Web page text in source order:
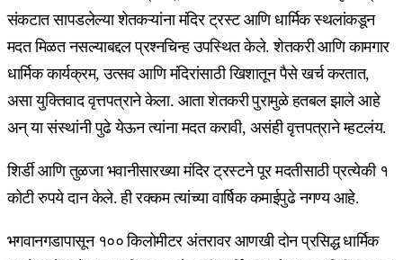
संकटात सापडलेल्या शेतकऱ्यांना मंदिर ट्रस्ट आणि धार्मिक स्थलांकडून
मदत मिळत नसल्याबद्दल प्रश्नचिन्ह उपस्थित केले. शेतकरी आणि कामगार
धार्मिक कार्यक्रम, उत्सव आणि मंदिरांसाठी खिशातून पैसे खर्च करतात,
असा युक्तिवाद वृत्तपत्राने केला. आता शेतकरी पुरामुळे हतबल झाले आहे
अन् या संस्थांनी पुढे येऊन त्यांना मदत करावी, असंही वृत्तपत्राने म्हटलंय.
शिर्डी आणि तुळजा भवानीसारख्या मंदिर ट्रस्टने पूर मदतीसाठी प्रत्येकी १
कोटी रुपये दान केले. ही रक्कम त्यांच्या वार्षिक कमाईपुढे नगण्य आहे.
भगवानगडापासून १०० किलोमीटर अंतरावर आणखी दोन प्रसिद्ध धार्मिक